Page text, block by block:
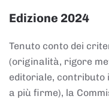
Edizione 2024
Tenuto conto dei
(originalità, rigore
editoriale, contributo
a più firme), la